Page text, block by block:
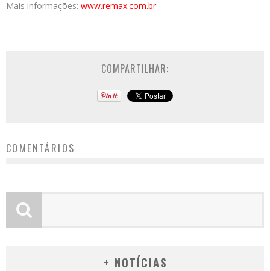
Mais informações: www.remax.com.br
COMPARTILHAR:
COMENTÁRIOS
+ NOTÍCIAS